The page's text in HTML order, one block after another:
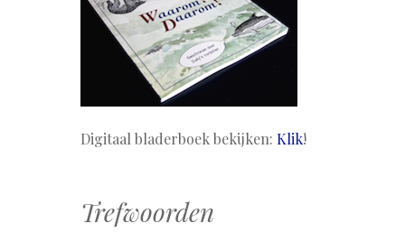
Digitaal bladerboek bekijken: Klik!
Trefwoorden